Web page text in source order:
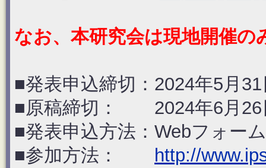
なお、本研究会は現地開催の
■発表申込締切：2024年5月
■原稿締切： 2024年6月26
■発表申込方法：Webフォー
■参加方法：
http://